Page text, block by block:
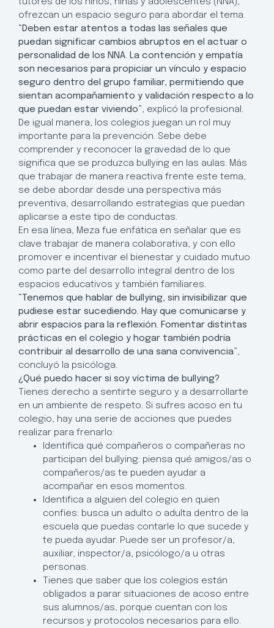
ofrezcan un espacio seguro para abordar el tema.
“Deben estar atentos a todas las señales que
puedan significar cambios abruptos en el actuar o
personalidad de los NNA. La contención y empatía
son necesarios para propiciar un vínculo y espacio
seguro dentro del grupo familiar, permitiendo que
sientan acompañamiento y validación respecto a lo
que puedan estar viviendo”, explicó la profesional.
De igual manera, los colegios juegan un rol muy
importante para la prevención. Sebe debe
comprender y reconocer la gravedad de lo que
significa que se produzca bullying en las aulas. Más
que trabajar de manera reactiva frente este tema,
se debe abordar desde una perspectiva más
preventiva, desarrollando estrategias que puedan
aplicarse a este tipo de conductas.
En esa línea, Meza fue enfática en señalar que es
clave trabajar de manera colaborativa, y con ello
promover e incentivar el bienestar y cuidado mutuo
como parte del desarrollo integral dentro de los
espacios educativos y también familiares.
“Tenemos que hablar de bullying, sin invisibilizar que
pudiese estar sucediendo. Hay que comunicarse y
abrir espacios para la reflexión. Fomentar distintas
prácticas en el colegio y hogar también podría
contribuir al desarrollo de una sana convivencia”,
concluyó la psicóloga.
¿Qué puedo hacer si soy víctima de bullying?
Tienes derecho a sentirte seguro y a desarrollarte
en un ambiente de respeto. Si sufres acoso en tu
colegio, hay una serie de acciones que puedes
realizar para frenarlo:
Identifica qué compañeros o compañeras no
participan del bullying: piensa qué amigos/as o
compañeros/as te pueden ayudar a
acompañar en esos momentos.
Identifica a alguien del colegio en quien
confíes: busca un adulto o adulta dentro de la
escuela que puedas contarle lo que sucede y
te pueda ayudar. Puede ser un profesor/a,
auxiliar, inspector/a, psicólogo/a u otras
personas.
Tienes que saber que los colegios están
obligados a parar situaciones de acoso entre
sus alumnos/as, porque cuentan con los
recursos y protocolos necesarios para ello.